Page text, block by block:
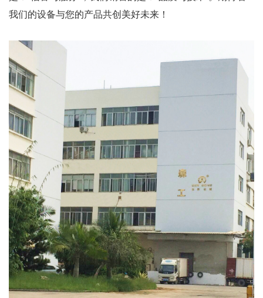
我们的设备与您的产品共创美好未来！